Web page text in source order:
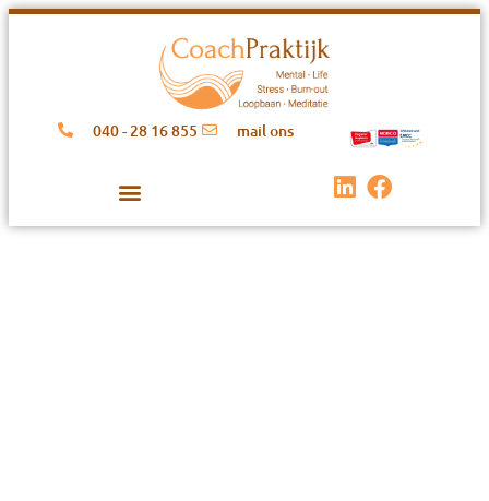
040 - 28 16 855 mail ons